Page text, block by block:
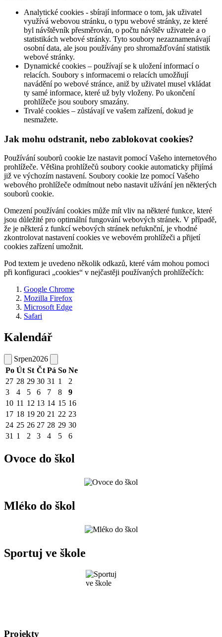
Analytické cookies - sbírají informace o tom, jak uživatel
využívá webovou stránku, o typu webové stránky, ze které
byl návštěvník přesměrován, o počtu návštěv uživatele a o
statistikách webové stránky. Tyto soubory nezaznamenávají
osobní data, ale jsou používány pro shromažďování statistik
webové stránky.
Dynamické cookies – používají se k uložení informací o
relacích. Soubory s informacemi o relacích umožňují
navádění po webové stránce, aniž by uživatel musel vkládat
ty samé informace, které už byly vloženy. Po ukončení
prohlížeče jsou soubory smazány.
Trvalé cookies – zůstávají ve vašem zařízení, dokud je
nesmažete.
Jak mohu odstranit, nebo zablokovat cookies?
Používání souborů cookie lze nastavit pomocí Vašeho internetového
prohlížeče. Většina prohlížečů soubory cookie automaticky přijímá
již ve výchozím nastavení. Soubory cookie lze pomocí Vašeho
webového prohlížeče odmítnout nebo nastavit užívání jen některých
souborů cookie.
Omezení používání cookies může mít vliv na některé funkce, které
jsou důležité pro optimální fungování webových stránek. V případě,
že je některá z funkcí webových stránek nefuknční, je vhodné
zkontrolovat nastavení cookies ve webovém prohlížeči a přijetí
cookies zařízení umožnit.
Pod textem je uvedeno několik odkazů, které vám mohou pomoci
při konfiguraci „cookies“ v nejčastěji používaných prohlížečích:
Google Chrome
Mozilla Firefox
Microsoft Edge
Safari
Kalendář
Srpen2026
Po Út St Čt Pá So Ne
27 28 29 30 31 1
2
3
4 5 6 7 8
9
10 11 12 13 14 15 16
17 18 19 20 21 22 23
24 25 26 27 28 29 30
31 1 2 3 4 5 6
Ovoce do škol
Mléko do škol
Sportuj ve škole
Projekty